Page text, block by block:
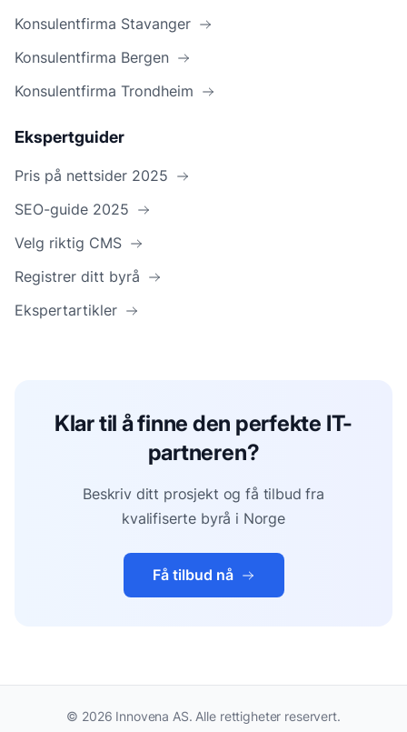
Konsulentfirma Stavanger
Konsulentfirma Bergen
Konsulentfirma Trondheim
Ekspertguider
Pris på nettsider 2025
SEO-guide 2025
Velg riktig CMS
Registrer ditt byrå
Ekspertartikler
Klar til å finne den perfekte IT-
partneren?
Beskriv ditt prosjekt og få tilbud fra
kvalifiserte byrå i Norge
Få tilbud nå
© 2026 Innovena AS. Alle rettigheter reservert.